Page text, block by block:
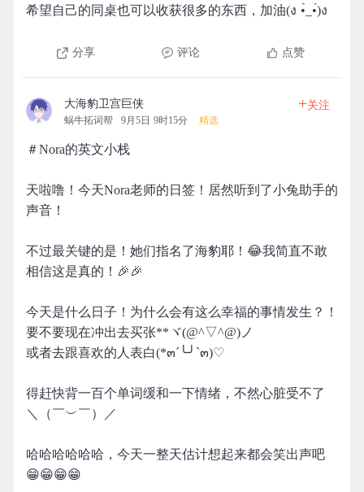
希望自己的同桌也可以收获很多的东西，加油(ง •̀_•́)ง
分享 评论 点赞
大海豹卫宫巨侠
蜗牛拓词帮 9月5日 9时15分 精选
+关注
＃Nora的英文小栈
天啦噜！今天Nora老师的日签！居然听到了小兔助手的
声音！
不过最关键的是！她们指名了海豹耶！😂我简直不敢
相信这是真的！🎉🎉
今天是什么日子！为什么会有这么幸福的事情发生？！
要不要现在冲出去买张**ヾ(@^▽^@)ノ
或者去跟喜欢的人表白(*๓´╰╯`๓)♡
得赶快背一百个单词缓和一下情绪，不然心脏受不了
＼（￣︶￣）／
哈哈哈哈哈哈，今天一整天估计想起来都会笑出声吧
😁😁😁😁